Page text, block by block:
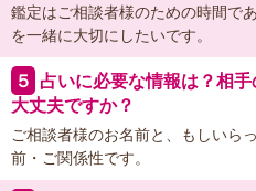
鑑定はご相談者様のための時間で
を一緒に大切にしたいです。
５ 占いに必要な情報は？相
大丈夫ですか？
ご相談者様のお名前と、もしいら
前・ご関係性です。